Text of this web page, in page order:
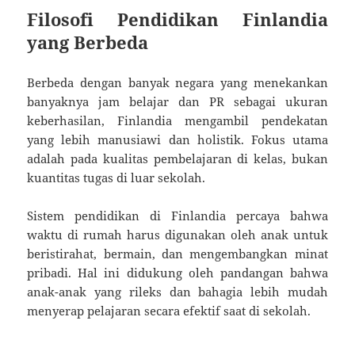
Filosofi Pendidikan Finlandia
yang Berbeda
Berbeda dengan banyak negara yang menekankan
banyaknya jam belajar dan PR sebagai ukuran
keberhasilan, Finlandia mengambil pendekatan
yang lebih manusiawi dan holistik. Fokus utama
adalah pada kualitas pembelajaran di kelas, bukan
kuantitas tugas di luar sekolah.
Sistem pendidikan di Finlandia percaya bahwa
waktu di rumah harus digunakan oleh anak untuk
beristirahat, bermain, dan mengembangkan minat
pribadi. Hal ini didukung oleh pandangan bahwa
anak-anak yang rileks dan bahagia lebih mudah
menyerap pelajaran secara efektif saat di sekolah.